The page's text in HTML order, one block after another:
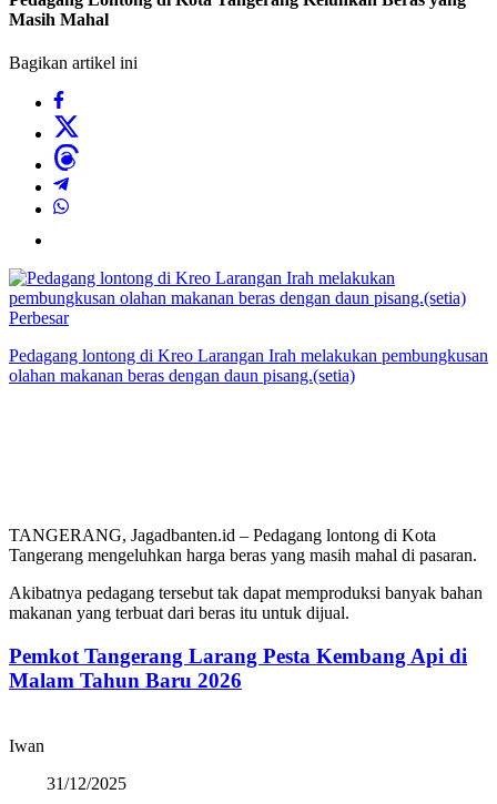
Masih Mahal
Bagikan artikel ini
Perbesar
Pedagang lontong di Kreo Larangan Irah melakukan pembungkusan
olahan makanan beras dengan daun pisang.(setia)
TANGERANG, Jagadbanten.id – Pedagang lontong di Kota
Tangerang mengeluhkan harga beras yang masih mahal di pasaran.
Akibatnya pedagang tersebut tak dapat memproduksi banyak bahan
makanan yang terbuat dari beras itu untuk dijual.
Pemkot Tangerang Larang Pesta Kembang Api di
Malam Tahun Baru 2026
Iwan
31/12/2025